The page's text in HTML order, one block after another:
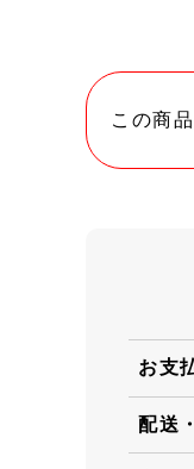
この商
お支
配送